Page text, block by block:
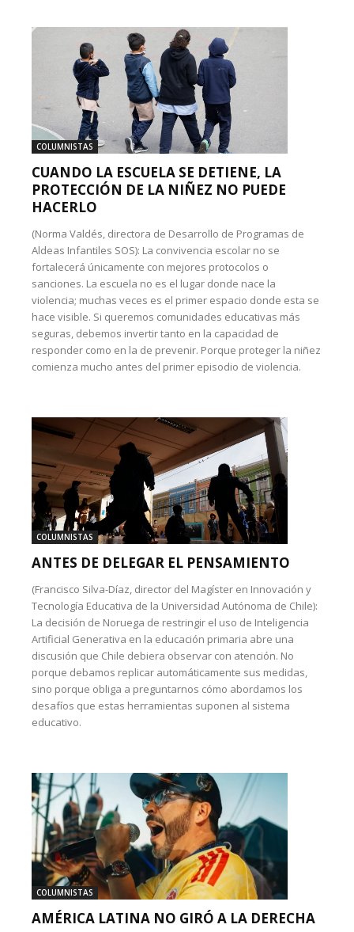
COLUMNISTAS
CUANDO LA ESCUELA SE DETIENE, LA
PROTECCIÓN DE LA NIÑEZ NO PUEDE
HACERLO
(Norma Valdés, directora de Desarrollo de Programas de
Aldeas Infantiles SOS): La convivencia escolar no se
fortalecerá únicamente con mejores protocolos o
sanciones. La escuela no es el lugar donde nace la
violencia; muchas veces es el primer espacio donde esta se
hace visible. Si queremos comunidades educativas más
seguras, debemos invertir tanto en la capacidad de
responder como en la de prevenir. Porque proteger la niñez
comienza mucho antes del primer episodio de violencia.
COLUMNISTAS
ANTES DE DELEGAR EL PENSAMIENTO
(Francisco Silva-Díaz, director del Magíster en Innovación y
Tecnología Educativa de la Universidad Autónoma de Chile):
La decisión de Noruega de restringir el uso de Inteligencia
Artificial Generativa en la educación primaria abre una
discusión que Chile debiera observar con atención. No
porque debamos replicar automáticamente sus medidas,
sino porque obliga a preguntarnos cómo abordamos los
desafíos que estas herramientas suponen al sistema
educativo.
COLUMNISTAS
AMÉRICA LATINA NO GIRÓ A LA DERECHA